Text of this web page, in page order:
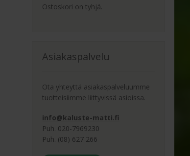
Ostoskori on tyhjä.
Asiakaspalvelu
Ota yhteyttä asiakaspalveluumme
tuotteisiimme liittyvissä asioissa.
info@kaluste-matti.fi
Puh. 020-7969230
Puh. (08) 627 266